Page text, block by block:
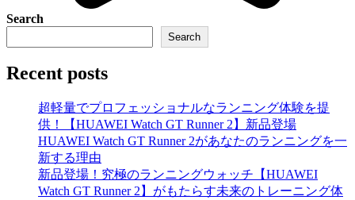
Search
Search
Recent posts
超軽量でプロフェッショナルなランニング体験を提
供！【HUAWEI Watch GT Runner 2】新品登場
HUAWEI Watch GT Runner 2があなたのランニングを一
新する理由
新品登場！究極のランニングウォッチ【HUAWEI
Watch GT Runner 2】がもたらす未来のトレーニング体